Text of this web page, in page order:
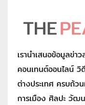
เรานำเสนอข้อมูลข่
คอนเทนต์ออนไลน์ วิ
ต่างประเทศ ครบถ้ว
การเมือง ศิลปะ วัฒ